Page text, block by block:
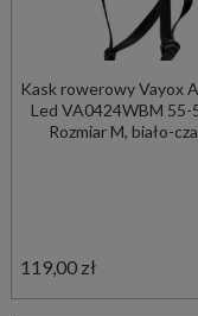
Kask rowerowy Vayox
Led VA0424WBM 55-
Rozmiar M, biało-
119,00 zł